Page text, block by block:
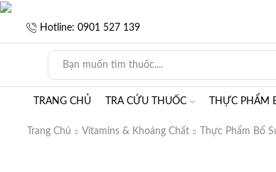
Hotline: 0901 527 139
TRANG CHỦ TRA CỨU THUỐC THỰC PHẨM
Trang Chủ Vitamins & Khoáng Chất Thực Phẩm Bổ